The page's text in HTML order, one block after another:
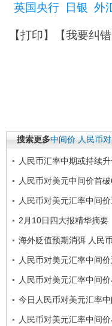
英国央行
日银 外
【打印】【我要纠错
搜索更多中间价 人民币
人民币汇率中期或持续升
人民币对美元中间价首
人民币对美元汇率中间
2月10日四大报精华摘要
海外贬值预期消弭 人民
人民币对美元汇率中间
人民币对美元汇率中间
今日人民币对美元汇率
人民币对美元汇率中间